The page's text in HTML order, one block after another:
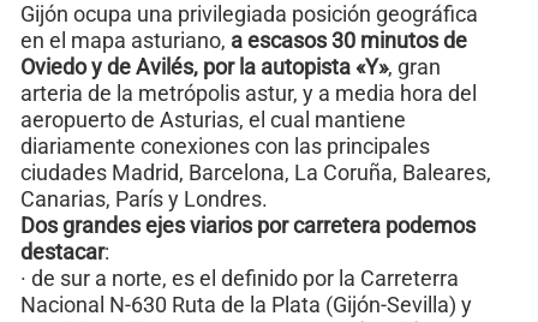
Gijón ocupa una privilegiada posición geográfica
en el mapa asturiano, a escasos 30 minutos de
Oviedo y de Avilés, por la autopista «Y», gran
arteria de la metrópolis astur, y a media hora del
aeropuerto de Asturias, el cual mantiene
diariamente conexiones con las principales
ciudades Madrid, Barcelona, La Coruña, Baleares,
Canarias, París y Londres.
Dos grandes ejes viarios por carretera podemos
destacar:
· de sur a norte, es el definido por la Carreterra
Nacional N-630 Ruta de la Plata (Gijón-Sevilla) y